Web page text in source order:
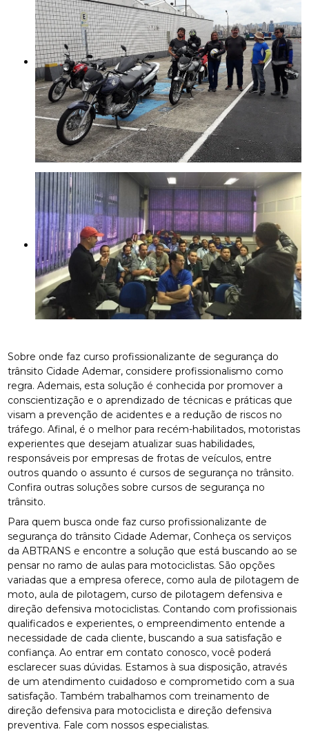
Sobre onde faz curso profissionalizante de segurança do
trânsito Cidade Ademar, considere profissionalismo como
regra. Ademais, esta solução é conhecida por promover a
conscientização e o aprendizado de técnicas e práticas que
visam a prevenção de acidentes e a redução de riscos no
tráfego. Afinal, é o melhor para recém-habilitados, motoristas
experientes que desejam atualizar suas habilidades,
responsáveis por empresas de frotas de veículos, entre
outros quando o assunto é cursos de segurança no trânsito.
Confira outras soluções sobre cursos de segurança no
trânsito.
Para quem busca onde faz curso profissionalizante de
segurança do trânsito Cidade Ademar, Conheça os serviços
da ABTRANS e encontre a solução que está buscando ao se
pensar no ramo de aulas para motociclistas. São opções
variadas que a empresa oferece, como aula de pilotagem de
moto, aula de pilotagem, curso de pilotagem defensiva e
direção defensiva motociclistas. Contando com profissionais
qualificados e experientes, o empreendimento entende a
necessidade de cada cliente, buscando a sua satisfação e
confiança. Ao entrar em contato conosco, você poderá
esclarecer suas dúvidas. Estamos à sua disposição, através
de um atendimento cuidadoso e comprometido com a sua
satisfação. Também trabalhamos com treinamento de
direção defensiva para motociclista e direção defensiva
preventiva. Fale com nossos especialistas.